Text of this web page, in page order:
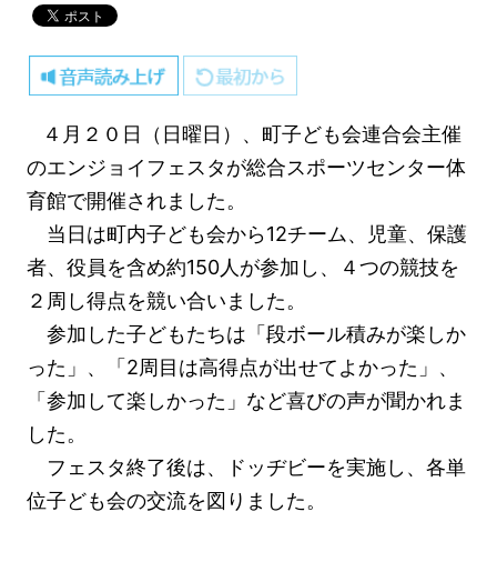
４月２０日（日曜日）、町子ども会連合会主催
のエンジョイフェスタが総合スポーツセンター体
育館で開催されました。
当日は町内子ども会から12チーム、児童、保護
者、役員を含め約150人が参加し、４つの競技を
２周し得点を競い合いました。
参加した子どもたちは「段ボール積みが楽しか
った」、「2周目は高得点が出せてよかった」、
「参加して楽しかった」など喜びの声が聞かれま
した。
フェスタ終了後は、ドッヂビーを実施し、各単
位子ども会の交流を図りました。